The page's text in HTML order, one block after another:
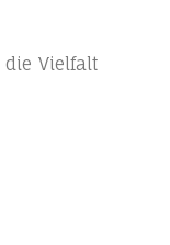
die Vielfalt